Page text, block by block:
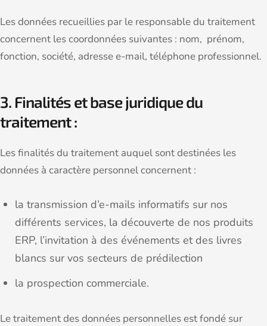
Les données recueillies par le responsable du traitement
concernent les coordonnées suivantes : nom, prénom,
fonction, société, adresse e-mail, téléphone professionnel.
3. Finalités et base juridique du
traitement :
Les finalités du traitement auquel sont destinées les
données à caractère personnel concernent :
la transmission d’e-mails informatifs sur nos
différents services, la découverte de nos produits
ERP, l’invitation à des événements et des livres
blancs sur vos secteurs de prédilection
la prospection commerciale.
Le traitement des données personnelles est fondé sur